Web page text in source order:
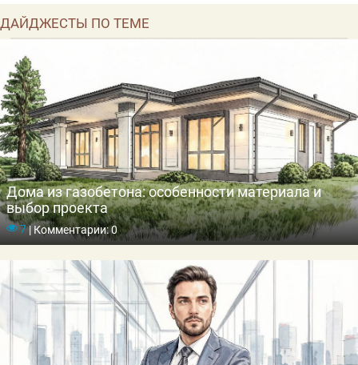
ДАЙДЖЕСТЫ ПО ТЕМЕ
Дома из газобетона: особенности материала и
выбор проекта
7|Комментарии: 0